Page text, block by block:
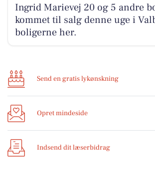
Ingrid Marievej 20 og 5 andre
kommet til salg denne uge i
boligerne her.
Send en gratis lykønskning
Opret mindeside
Indsend dit læserbidrag